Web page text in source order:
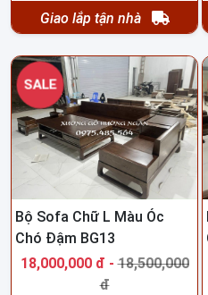
Giao lắp tận nhà
SALE
Bộ Sofa Chữ L Màu Óc
Chó Đậm BG13
18,000,000 đ -18,500,000
đ